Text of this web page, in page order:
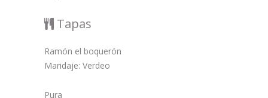
Tapas
Ramón el boquerón
Maridaje: Verdeo
Pura